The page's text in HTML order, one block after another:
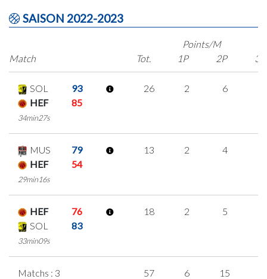
SAISON 2022-2023
Match
Points/M
Tot.
1P 2P 3P
SOL
93
HEF
85
34min27s
26 2 6
MUS
79
HEF
54
29min16s
13 2 4
HEF
76
SOL
83
33min09s
18 2 5
Matchs : 3 57 6 15